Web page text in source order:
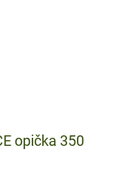
opička 350